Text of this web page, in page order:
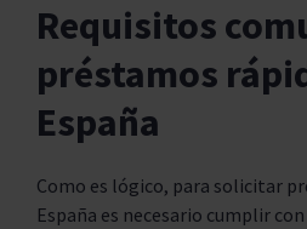
Requisitos
préstamos
España
Como es lógico, para solicitar
España es necesario cumplir